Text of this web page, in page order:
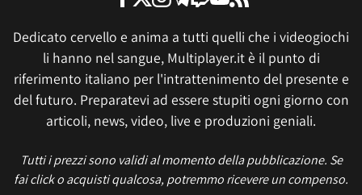
Dedicato cervello e anima a tutti quelli che i videogiochi
li hanno nel sangue, Multiplayer.it è il punto di
riferimento italiano per l'intrattenimento del presente e
del futuro. Preparatevi ad essere stupiti ogni giorno con
articoli, news, video, live e produzioni geniali.
Tutti i prezzi sono validi al momento della pubblicazione. Se
fai click o acquisti qualcosa, potremmo ricevere un compenso.